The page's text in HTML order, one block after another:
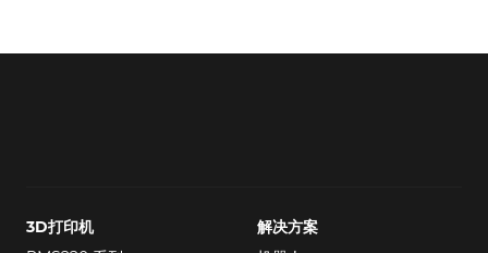
3D打印机
解决方案